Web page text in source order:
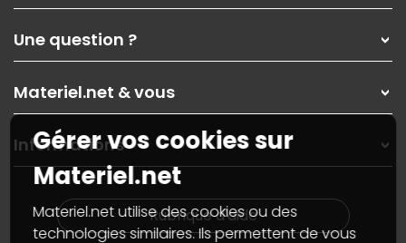
Nos services
Les magasins Materiel.net
Nos solutions pour les pros
Contactez-nous
Une question ?
Paiement, livraison
Garanties,Pack Zen
SAV, demander un retour
Informations
Guides d'achats et tutoriels
Materiel.net & vous
On répare votre PC portable
On rachète votre carte graphique
PC sur mesure : Votre RDV personnalisé
Notre démarche écologique
Materiel.net recrute
Notre programme d'affiliation
Informations
Plan du site
Nos marques
Conditions générales de vente
Rubrique d'aide
Gérer vos cookies sur
Materiel.net
Materiel.net utilise des cookies ou des
technologies similaires. Ils permettent de vous